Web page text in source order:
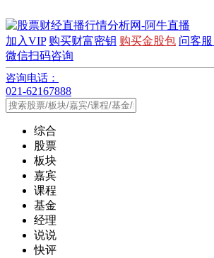
加入VIP 购买财富密钥 购买金股包 问客服
微信扫码咨询
咨询电话：
021-62167888
综合
股票
板块
嘉宾
课程
基金
经理
说说
快评